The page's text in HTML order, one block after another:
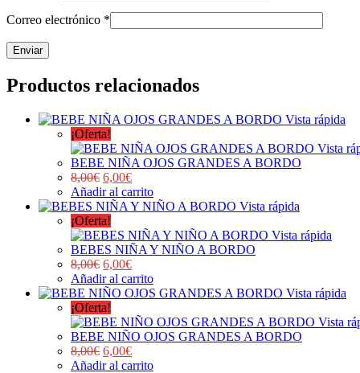
Correo electrónico *
Productos relacionados
Vista rápida
¡Oferta!
Vista
BEBE NIÑA OJOS GRANDES A BORDO
8,00€ 6,00€
Añadir al carrito
Vista rápida
¡Oferta!
Vista rápida
BEBES NIÑA Y NIÑO A BORDO
8,00€ 6,00€
Añadir al carrito
Vista rápida
¡Oferta!
Vista
BEBE NIÑO OJOS GRANDES A BORDO
8,00€ 6,00€
Añadir al carrito